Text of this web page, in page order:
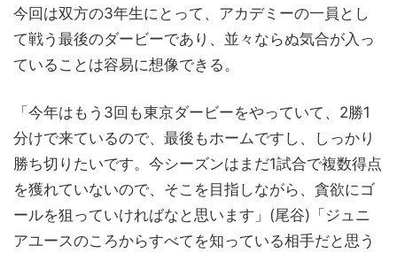
今回は双方の3年生にとって、アカデミーの一員とし
て戦う最後のダービーであり、並々ならぬ気合が入っ
ていることは容易に想像できる。
「今年はもう3回も東京ダービーをやっていて、2勝1
分けで来ているので、最後もホームですし、しっかり
勝ち切りたいです。今シーズンはまだ1試合で複数得点
を獲れていないので、そこを目指しながら、貪欲にゴ
ールを狙っていければなと思います」(尾谷)「ジュニ
アユースのころからすべてを知っている相手だと思う